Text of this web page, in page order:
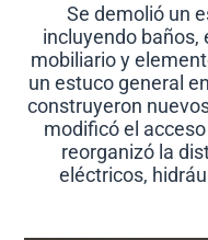
Se demolió un
incluyendo baños,
mobiliario y
un estuco general
construyeron
modificó el
reorganizó la
eléctricos,